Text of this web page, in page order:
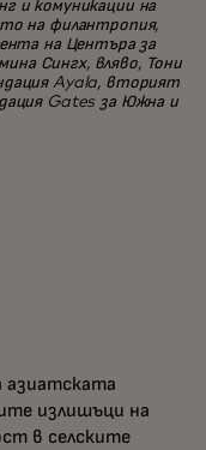
и комуникации на
на филантропия,
на Центъра за
Сингх, вляво, Тони
Ayala, вторият
Gates за Южна и
азиатската
излишъци на
в селските